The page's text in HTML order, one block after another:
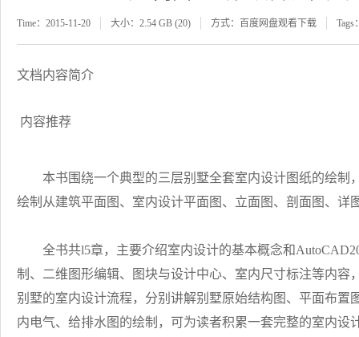
Time：2015-11-20 大小：2.54 GB (20) 方式：百度网盘观看下载 Tags
文档内容简介
内容推荐
本书围绕一个典型的三层别墅全套室内设计图纸的绘制
绘制从建筑平面图、室内设计平面图、立面图、剖面图、详
全书共l5章，主要介绍室内设计的基本概念和
制、二维图形编辑、图块与设计中心、室内尺寸标注等内
别墅的室内设计流程，分别讲解别墅原始结构图、平面布
内电气、给排水图的绘制，可为读者积累一套完整的室内设